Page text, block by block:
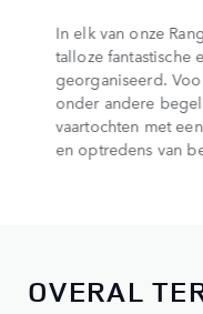
In elk van onze
talloze fantastische
georganiseerd.
onder andere
vaartochten met
en optredens van
OVERAL